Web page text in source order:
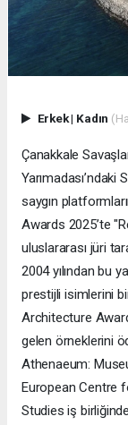
Erkek| Kadın
Çanakkale
Yarımadası’ndaki
saygın
Awards 2025’te
uluslararası jüri
2004 yılından bu
prestijli isimlerini
Architecture
gelen örneklerini
Athenaeum:
European Centre
Studies iş